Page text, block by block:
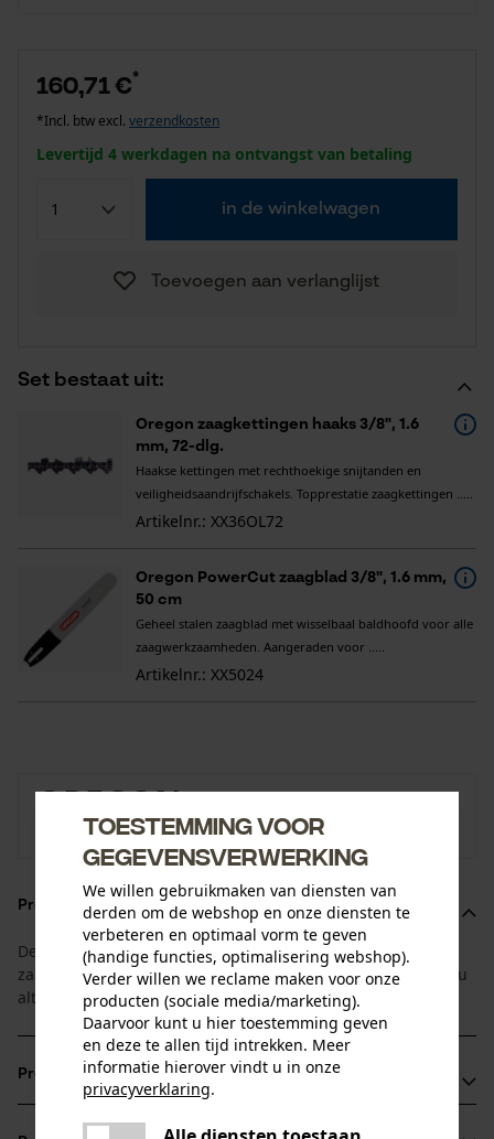
Set bestaat uit:
Oregon zaagkettingen haaks 3/8", 1.6
mm, 72-dlg.
Haakse kettingen met rechthoekige snijtanden en
veiligheidsaandrijfschakels. Topprestatie zaagkettingen .....
Artikelnr.: XX36OL72
Oregon PowerCut zaagblad 3/8", 1.6 mm,
50 cm
Geheel stalen zaagblad met wisselbaal baldhoofd voor alle
zaagwerkzaamheden. Aangeraden voor .....
Artikelnr.: XX5024
160,71 €*
*Incl. btw excl. verzendkosten
Levertijd 4 werkdagen na ontvangst van betaling
in de winkelwagen
Toevoegen aan verlanglijst
OREGON
Naar de merkenshop van Oregon
Productomschrijving
Deze voordeelset van Oregon bestaat uit 1 Power Match
zaagblad en 4 bijpassende haakse zaagkettingen. Zo heeft u
altijd een vervangende ketting bij de hand.
Productvoordelen
Bij slijtage of defect van het neusstuk kan het bladhoofd
Toestemming voor
gegevensverwerking
We willen gebruikmaken van diensten van
derden om de webshop en onze diensten te
verbeteren en optimaal vorm te geven
(handige functies, optimalisering webshop).
Verder willen we reclame maken voor onze
producten (sociale media/marketing).
Daarvoor kunt u hier toestemming geven
en deze te allen tijd intrekken. Meer
informatie hierover vindt u in onze
privacyverklaring.